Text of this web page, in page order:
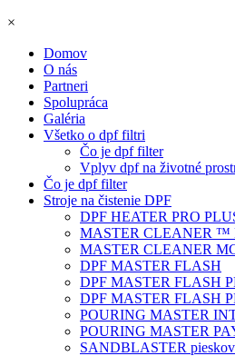
×
Domov
O nás
Partneri
Spolupráca
Galéria
Všetko o dpf filtri
Čo je dpf filter
Vplyv dpf na životné
Čo je dpf filter
Stroje na čistenie DPF
DPF HEATER PRO
MASTER CLEANER ™
MASTER CLEANER
DPF MASTER FLASH
DPF MASTER FLASH
DPF MASTER FLASH
POURING MASTER
POURING MASTER
SANDBLASTER